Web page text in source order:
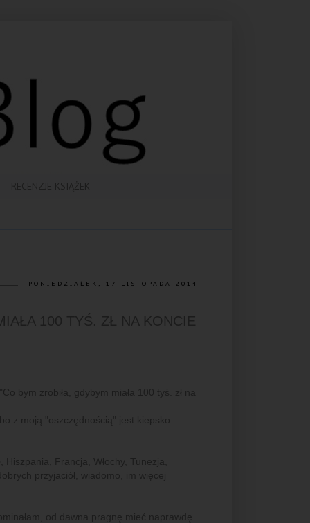
RECENZJE KSIĄŻEK
PONIEDZIAŁEK, 17 LISTOPADA 2014
100 TYŚ. ZŁ NA KONCIE
bym zrobiła, gdybym miała 100 tyś. zł na
z moją "oszczędnością" jest kiepsko.
, Hiszpania, Francja, Włochy, Tunezja,
przyjaciół, wiadomo, im więcej
od dawna pragnę mieć naprawdę